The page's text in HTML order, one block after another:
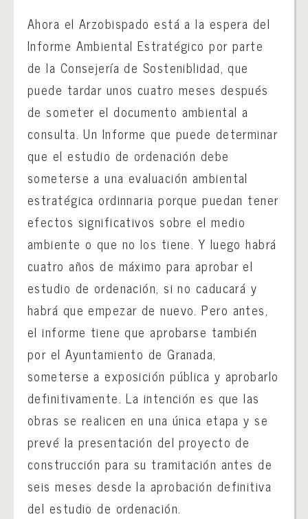
Ahora el Arzobispado está a la espera del
Informe Ambiental Estratégico por parte
de la Consejería de Sosteniblidad, que
puede tardar unos cuatro meses después
de someter el documento ambiental a
consulta. Un Informe que puede determinar
que el estudio de ordenación debe
someterse a una evaluación ambiental
estratégica ordinnaria porque puedan tener
efectos significativos sobre el medio
ambiente o que no los tiene. Y luego habrá
cuatro años de máximo para aprobar el
estudio de ordenación, si no caducará y
habrá que empezar de nuevo. Pero antes,
el informe tiene que aprobarse también
por el Ayuntamiento de Granada,
someterse a exposición pública y aprobarlo
definitivamente. La intención es que las
obras se realicen en una única etapa y se
prevé la presentación del proyecto de
construcción para su tramitación antes de
seis meses desde la aprobación definitiva
del estudio de ordenación.